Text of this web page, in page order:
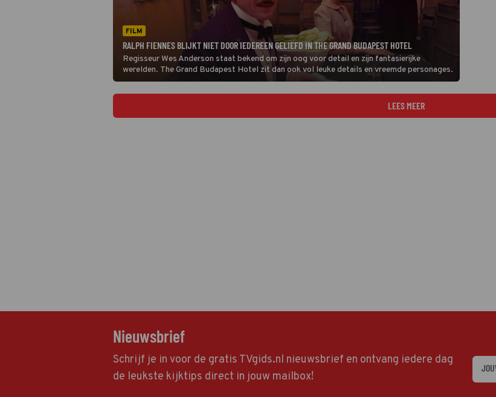
FILM
RALPH FIENNES BLIJKT NIET DOOR IEDEREEN GELIEFD IN THE GRAND BUDAPEST HOTEL
Regisseur Wes Anderson staat bekend om zijn oog voor detail en zijn fantasierijke
werelden. The Grand Budapest Hotel zit dan ook vol leuke details en vreemde personages.
LEES MEER
Nieuwsbrief
Schrijf je in voor de gratis TVgids.nl nieuwsbrief en ontvang iedere dag
de leukste kijktips direct in jouw mailbox!